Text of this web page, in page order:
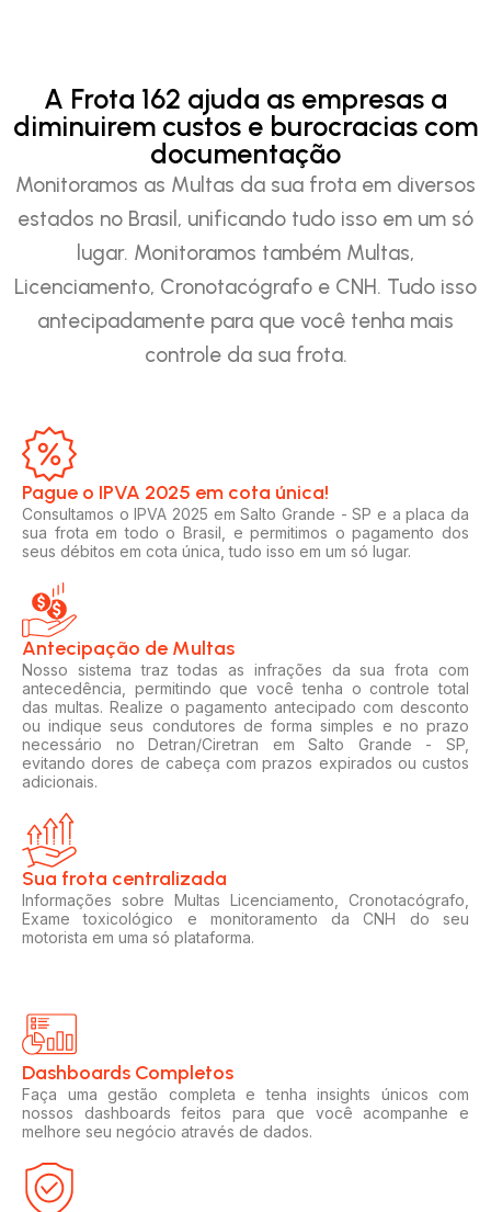
A Frota 162 ajuda as empresas a
diminuirem custos e burocracias com
documentação
Monitoramos as Multas da sua frota em diversos
estados no Brasil, unificando tudo isso em um só
lugar. Monitoramos também Multas,
Licenciamento, Cronotacógrafo e CNH. Tudo isso
antecipadamente para que você tenha mais
controle da sua frota.
Pague o IPVA 2025 em cota única!​
Consultamos o IPVA 2025 em Salto Grande - SP e a placa da
sua frota em todo o Brasil, e permitimos o pagamento dos
seus débitos em cota única, tudo isso em um só lugar.
Antecipação de Multas
Nosso sistema traz todas as infrações da sua frota com
antecedência, permitindo que você tenha o controle total
das multas. Realize o pagamento antecipado com desconto
ou indique seus condutores de forma simples e no prazo
necessário no Detran/Ciretran em Salto Grande - SP,
evitando dores de cabeça com prazos expirados ou custos
adicionais.
Sua frota centralizada​
Informações sobre Multas Licenciamento, Cronotacógrafo,
Exame toxicológico e monitoramento da CNH do seu
motorista em uma só plataforma.
Dashboards Completos​​
Faça uma gestão completa e tenha insights únicos com
nossos dashboards feitos para que você acompanhe e
melhore seu negócio através de dados.